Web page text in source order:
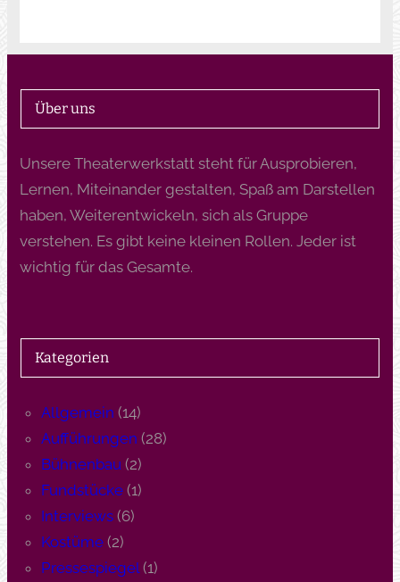
Über uns
Unsere Theaterwerkstatt steht für Ausprobieren,
Lernen, Miteinander gestalten, Spaß am Darstellen
haben, Weiterentwickeln, sich als Gruppe
verstehen. Es gibt keine kleinen Rollen. Jeder ist
wichtig für das Gesamte.
Kategorien
Allgemein (14)
Aufführungen (28)
Bühnenbau (2)
Fundstücke(1)
Interviews(6)
Kostüme(2)
Pressespiegel (1)